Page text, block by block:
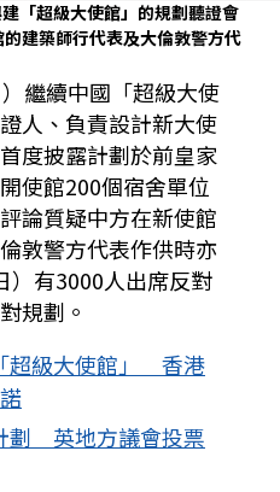
「超級大使館」的規劃聽證會
建築師行代表及大倫敦警方代
繼續中國「超級大使
人、負責設計新大使
度披露計劃於前皇家
使館200個宿舍單位
論質疑中方在新使館
敦警方代表作供時亦
）有3000人出席反對
規劃。
超級大使館」 香港
劃 英地方議會投票